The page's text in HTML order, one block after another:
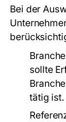
Bei der
sollte
tätig ist.